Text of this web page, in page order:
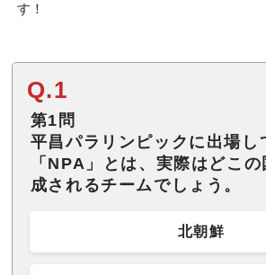
す！
Q.1
第1問
平昌パラリンピックに出場し
「NPA」とは、実際はどこ
成されるチームでしょう。
北朝鮮